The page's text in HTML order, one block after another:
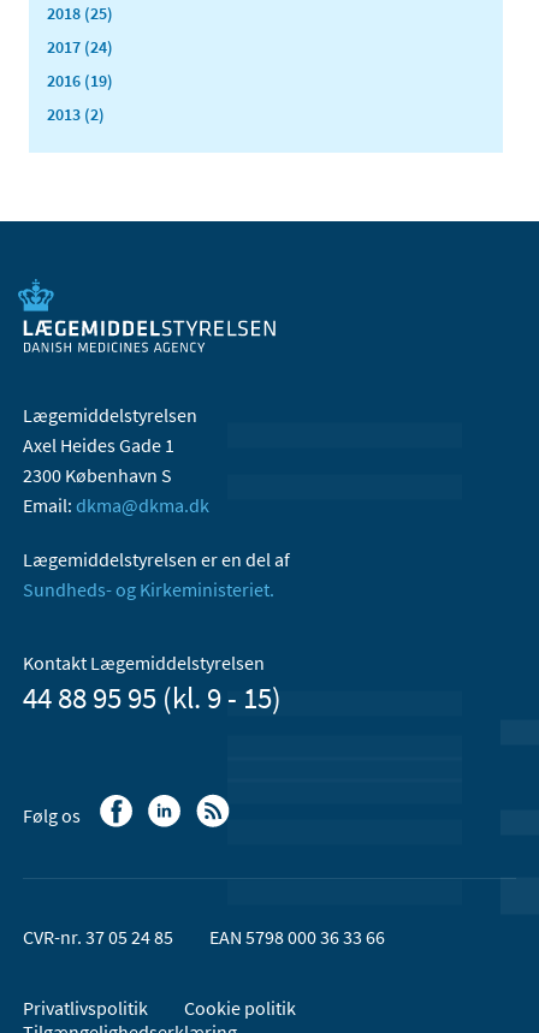
2018 (25)
2017 (24)
2016 (19)
2013 (2)
Lægemiddelstyrelsen
Axel Heides Gade 1
2300 København S
Email: dkma@dkma.dk
Lægemiddelstyrelsen er en del af
Sundheds- og Kirkeministeriet.
Kontakt Lægemiddelstyrelsen
44 88 95 95 (kl. 9 - 15)
Følg os
CVR-nr. 37 05 24 85 EAN 5798 000 36 33 66
Privatlivspolitik
Cookie politik